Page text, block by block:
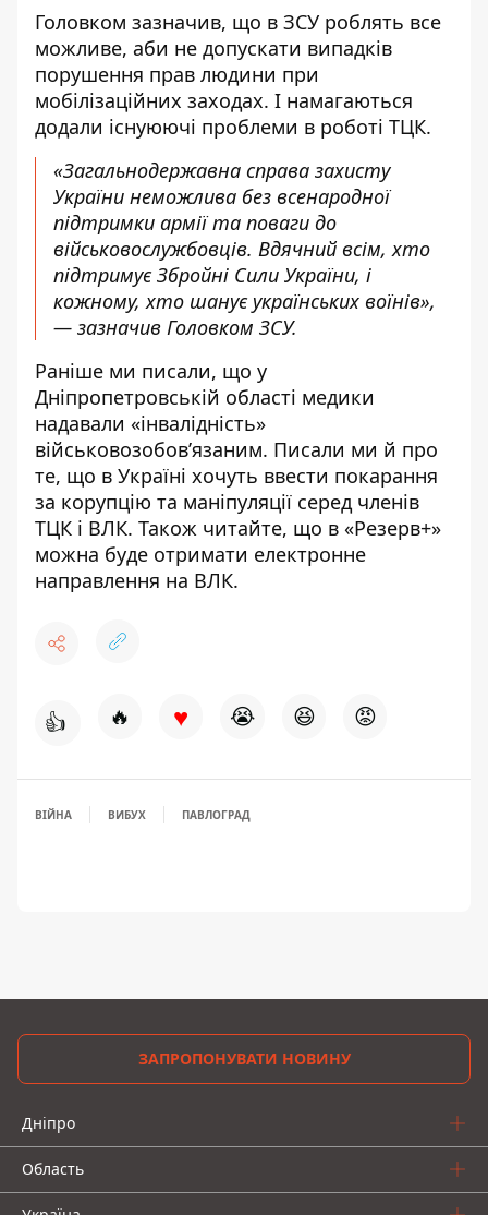
Головком зазначив, що в ЗСУ роблять все
можливе, аби не допускати випадків
порушення прав людини при
мобілізаційних заходах. І намагаються
додали існуюючі проблеми в роботі ТЦК.
«Загальнодержавна справа захисту
України неможлива без всенародної
підтримки армії та поваги до
військовослужбовців. Вдячний всім, хто
підтримує Збройні Сили України, і
кожному, хто шанує українських воїнів»,
— зазначив Головком ЗСУ.
Раніше ми писали, що у
Дніпропетровській області медики
надавали «інвалідність»
військовозобов’язаним. Писали ми й про
те, що в Україні хочуть ввести покарання
за корупцію та маніпуляції серед членів
ТЦК і ВЛК. Також читайте, що в «Резерв+»
можна буде отримати електронне
направлення на ВЛК.
👍 🔥 ♥ 😭 😆 😡
ВІЙНА ВИБУХ ПАВЛОГРАД
ЗАПРОПОНУВАТИ НОВИНУ
Дніпро
Область